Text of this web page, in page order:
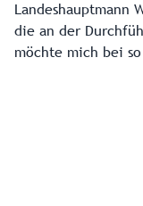
Landeshauptmann
die an der
möchte mich bei